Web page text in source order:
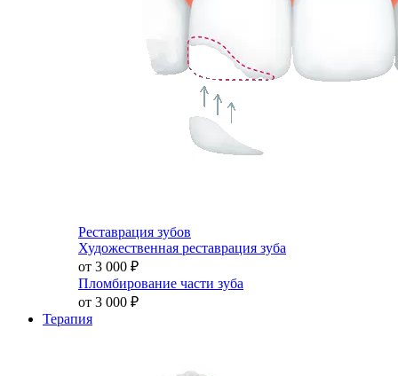
Реставрация зубов
Художественная реставрация зуба
от 3 000 ₽
Пломбирование части зуба
от 3 000 ₽
Терапия